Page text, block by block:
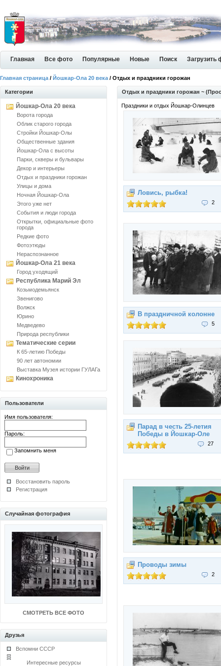
Главная Все фото Популярные Новые Поиск Загрузить
Главная страница / Йошкар-Ола 20 века / Отдых и праздники горожан
Категории
Йошкар-Ола 20 века
Ворота города
Облик старого города
Стройки Йошкар-Олы
Общественные здания
Йошкар-Ола с высоты
Парки, скверы и бульвары
Декор и интерьеры
Отдых и праздники горожан
Улицы и дома
Ночная Йошкар-Ола
Этого уже нет
События и люди города
Открытки, официальные фото
города
Редкие фото
Фотоэтюды
Нераспознанное
Йошкар-Ола 21 века
Город уходящий
Республика Марий Эл
Козьмодемьянск
Звенигово
Волжск
Юрино
Медведево
Природа республики
Тематические серии
К 65-летию Победы
90 лет автономии
Выставка Музея истории ГУЛАГа
Кинохроника
Пользователи
Имя пользователя:
Пароль:
Запомнить меня
Восстановить пароль
Регистрация
Случайная фотография
СМОТРЕТЬ ВСЕ ФОТО
Друзья
Вспомни СССР
Интересные ресурсы
Отдых и праздники горожан ~
Праздники и отдых Йошкар-Олинцев
Ловись, рыбка!
2
В праздничной колонне
5
Парад в честь 25-летия
Победы в Йошкар-Оле
27
Проводы зимы
2